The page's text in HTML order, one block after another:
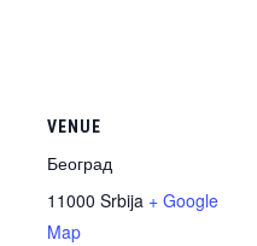
VENUE
Београд
11000 Srbija + Google
Map